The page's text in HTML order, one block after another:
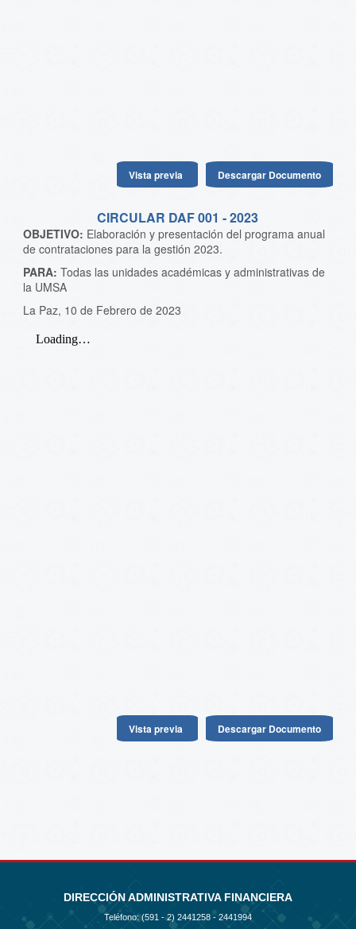
Vista previa Descargar Documento
CIRCULAR DAF 001 - 2023
OBJETIVO: Elaboración y presentación del programa anual
de contrataciones para la gestión 2023.
PARA: Todas las unidades académicas y administrativas de
la UMSA
La Paz, 10 de Febrero de 2023
Vista previa Descargar Documento
DIRECCIÓN ADMINISTRATIVA FINANCIERA
Teléfono: (591 - 2) 2441258 - 2441994